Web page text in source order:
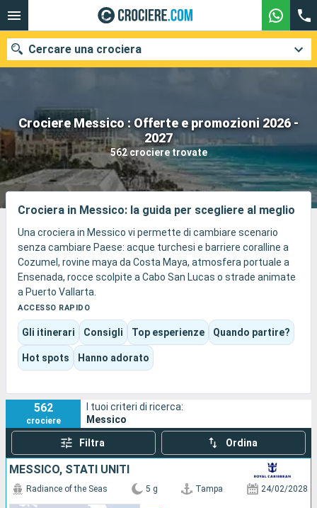
Crociere Messico : Offerte e promozioni 2026 -
2027
562 crociere trovate
Cercare una crociera
Le nostre destinazioni
Mesi di partenza
Porti Compagnie
Ricerca
Crociera in Messico: la guida per scegliere al meglio
Una crociera in Messico vi permette di cambiare scenario
senza cambiare Paese: acque turchesi e barriere coralline a
Cozumel, rovine maya da Costa Maya, atmosfera portuale a
Ensenada, rocce scolpite a Cabo San Lucas o strade animate
a Puerto Vallarta.
Il viaggio alterna spiagge, snorkeling, tacos di pesce, città
antiche, porti turistici, mercati e grandiosi paesaggi del
Pacifico. A seconda dell'itinerario scelto, l'esperienza può
avere un carattere spiccatamente caraibico, essere più
culturale nello Yucatán oppure concentrarsi sulla Riviera
ACCESSO RAPIDO
Gli itinerari Consigli Top esperienze Quando partire?
Hot spots Hanno adorato
562
crociere
I tuoi criteri di ricerca:
Messico
Filtra Ordina
MESSICO, STATI UNITI
Radiance of the Seas 5 g Tampa 24/02/2028